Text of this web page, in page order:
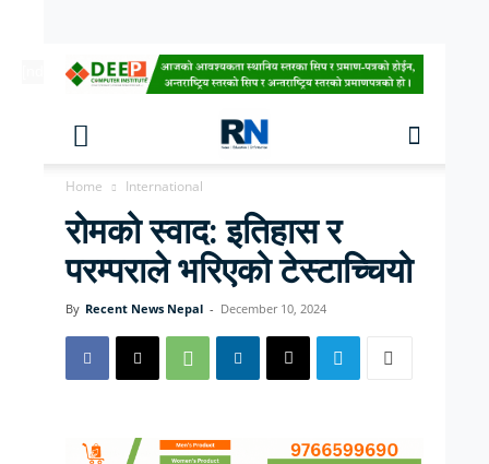
[ndc-today-date]
Home International
रोमको स्वाद: इतिहास र
परम्पराले भरिएको टेस्टाच्चियो
By Recent News Nepal - December 10, 2024